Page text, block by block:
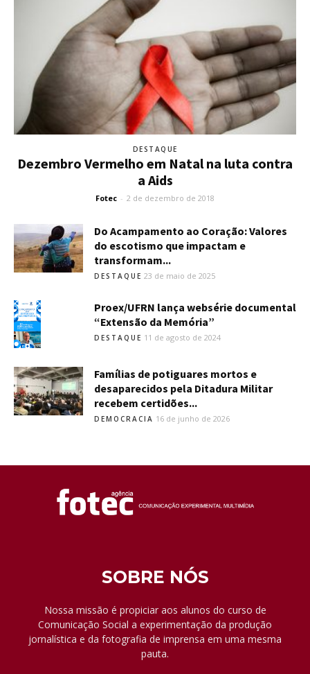
DESTAQUE
Dezembro Vermelho em Natal na luta contra
a Aids
Fotec - 2 de dezembro de 2018
Do Acampamento ao Coração: Valores
do escotismo que impactam e
transformam...
DESTAQUE 23 de maio de 2025
Proex/UFRN lança websérie documental
“Extensão da Memória”
DESTAQUE 11 de agosto de 2024
Famílias de potiguares mortos e
desaparecidos pela Ditadura Militar
recebem certidões...
DEMOCRACIA 16 de junho de 2026
SOBRE NÓS
Nossa missão é propiciar aos alunos do curso de
Comunicação Social a experimentação da produção
jornalística e da fotografia de imprensa em uma mesma
pauta.